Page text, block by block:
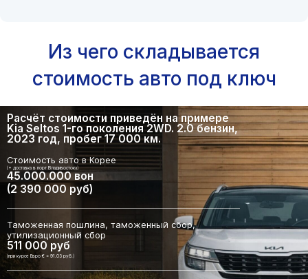
Из чего складывается
стоимость авто под ключ
Расчёт стоимости приведён на примере
Kia Seltos 1-го поколения 2WD. 2.0 бензин,
2023 год, пробег 17 000 км.
Стоимость авто в Корее
(+ доставка в порт Владивостока)
45.000.000 вон
(2 390 000 руб)
Таможенная пошлина, таможенный сбор,
утилизационный сбор
511 000 руб
(при курсе Евро € = 91.03 руб.)